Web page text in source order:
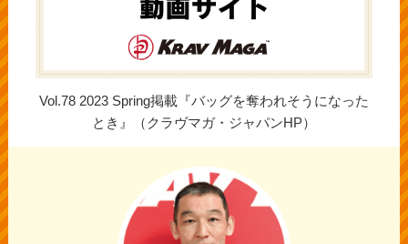
Vol.78 2023 Spring掲載『バッグを奪われそうになった
とき』（クラヴマガ・ジャパンHP）